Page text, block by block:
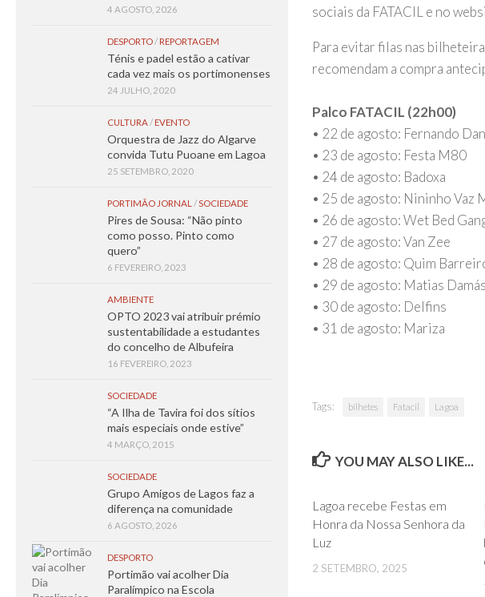
sociais da FATACIL e no
Para evitar filas nas
recomendam a compra
Palco FATACIL (22h00)
• 22 de agosto: Fernando
• 23 de agosto: Festa M80
• 24 de agosto: Badoxa
• 25 de agosto: Nininho Vaz
• 26 de agosto: Wet Bed
• 27 de agosto: Van Zee
• 28 de agosto: Quim
• 29 de agosto: Matias
• 30 de agosto: Delfins
• 31 de agosto: Mariza
Tags: bilhetes Fatacil Lagoa
YOU MAY ALSO LIKE...
Lagoa recebe Festas em
Honra da Nossa Senhora da
Luz
2 SETEMBRO, 2025
4 AGOSTO, 2026
DESPORTO/ REPORTAGEM
Ténis e padel estão a cativar
cada vez mais os portimonenses
24 JULHO, 2020
CULTURA/ EVENTO
Orquestra de Jazz do Algarve
convida Tutu Puoane em Lagoa
25 SETEMBRO, 2020
PORTIMÃO JORNAL /SOCIEDADE
Pires de Sousa: “Não pinto
como posso. Pinto como
quero”
6 FEVEREIRO, 2023
AMBIENTE
OPTO 2023 vai atribuir prémio
sustentabilidade a estudantes
do concelho de Albufeira
16 FEVEREIRO, 2023
SOCIEDADE
“A Ilha de Tavira foi dos sítios
mais especiais onde estive”
4 MARÇO, 2015
SOCIEDADE
Grupo Amigos de Lagos faz a
diferença na comunidade
6 AGOSTO, 2026
DESPORTO
Portimão vai acolher Dia
Paralímpico na Escola